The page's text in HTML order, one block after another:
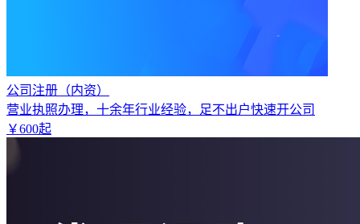
公司注册（内资）
营业执照办理，十余年行业经验，足不出户快速开公司
￥600起